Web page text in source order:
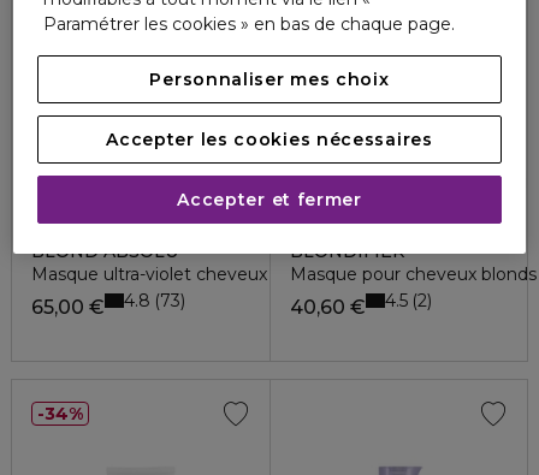
KÉRASTASE
BLOND ABSOLU
Masque ultra-violet cheveux blonds
65,00 € 4.8 73
L'ORÉAL PROFESSIONNEL
BLONDIFIER
Masque pour cheveux blonds
40,60 € 4.5 2
34%
Paramétrer les cookies » en bas de chaque page.
Personnaliser mes choix
Accepter les cookies nécessaires
Accepter et fermer